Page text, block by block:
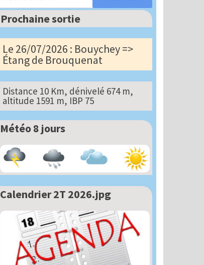
Prochaine sortie
Le 26/07/2026 : Bouychey =>
Étang de Brouquenat
Distance 10 Km, dénivelé 674 m,
altitude 1591 m, IBP 75
Météo 8 jours
Calendrier 2T 2026.jpg